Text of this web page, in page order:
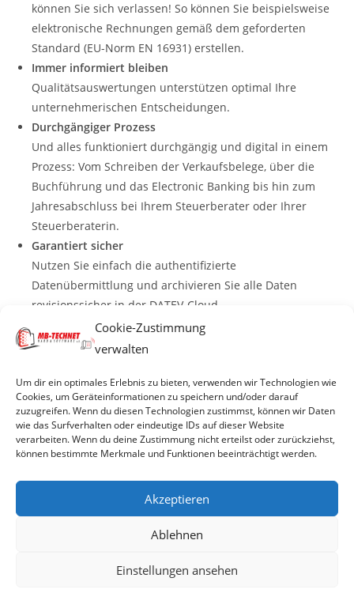
Cookie-Zustimmung
verwalten
Um dir ein optimales Erlebnis zu bieten, verwenden wir Technologien wie
Cookies, um Geräteinformationen zu speichern und/oder darauf
zuzugreifen. Wenn du diesen Technologien zustimmst, können wir Daten
wie das Surfverhalten oder eindeutige IDs auf dieser Website
verarbeiten. Wenn du deine Zustimmung nicht erteilst oder zurückziehst,
können bestimmte Merkmale und Funktionen beeinträchtigt werden.
Akzeptieren
Ablehnen
Einstellungen ansehen
können Sie sich verlassen! So können Sie beispielsweise
elektronische Rechnungen gemäß dem geforderten
Standard (EU-Norm EN 16931) erstellen.
Immer informiert bleiben
Qualitätsauswertungen unterstützen optimal Ihre
unternehmerischen Entscheidungen.
Durchgängiger Prozess
Und alles funktioniert durchgängig und digital in einem
Prozess: Vom Schreiben der Verkaufsbelege, über die
Buchführung und das Electronic Banking bis hin zum
Jahresabschluss bei Ihrem Steuerberater oder Ihrer
Steuerberaterin.
Garantiert sicher
Nutzen Sie einfach die authentifizierte
Datenübermittlung und archivieren Sie alle Daten
revisionssicher in der DATEV-Cloud.
© 2026 MB-TECHNET e.K
Impressum
Datenschutzerklärung